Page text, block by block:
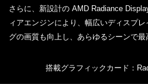
さらに、新設計の AMD Radiance
ィアエンジンにより、幅広いディスプ
グの画質も向上し、あらゆるシーンで最
搭載グラフィックカード：